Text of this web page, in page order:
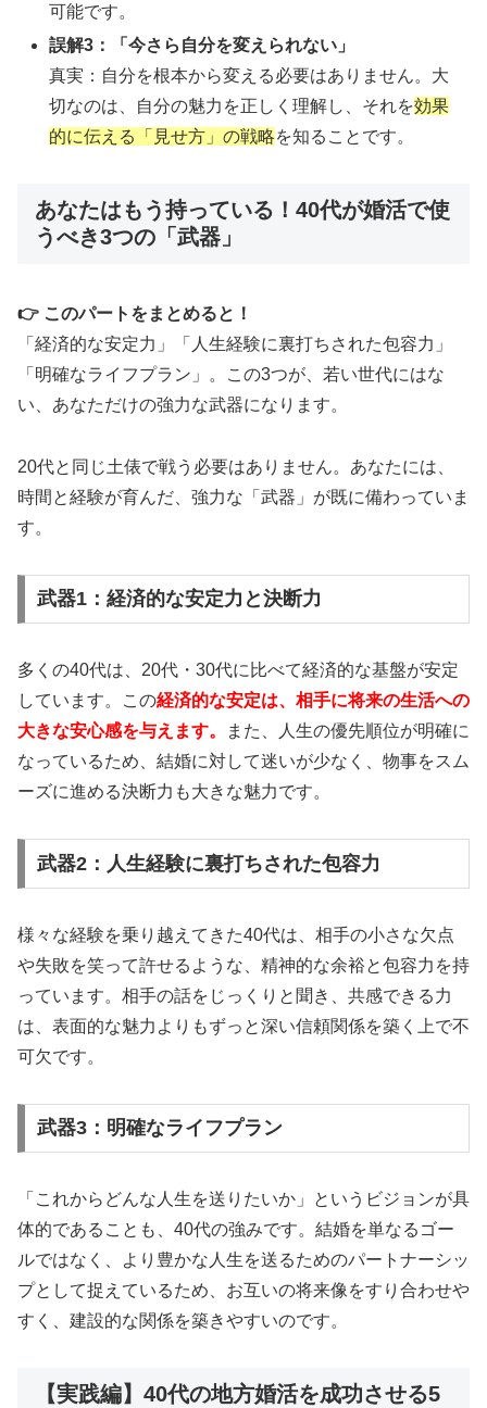
可能です。
誤解3：「今さら自分を変えられない」
真実：自分を根本から変える必要はありません。大
切なのは、自分の魅力を正しく理解し、それを効果
的に伝える「見せ方」の戦略を知ることです。
あなたはもう持っている！40代が婚活で使
うべき3つの「武器」
👉 このパートをまとめると！
「経済的な安定力」「人生経験に裏打ちされた包容力」
「明確なライフプラン」。この3つが、若い世代にはな
い、あなただけの強力な武器になります。
20代と同じ土俵で戦う必要はありません。あなたには、
時間と経験が育んだ、強力な「武器」が既に備わっていま
す。
武器1：経済的な安定力と決断力
多くの40代は、20代・30代に比べて経済的な基盤が安定
しています。この経済的な安定は、相手に将来の生活への
大きな安心感を与えます。
また、人生の優先順位が明確に
なっているため、結婚に対して迷いが少なく、物事をスム
ーズに進める決断力も大きな魅力です。
武器2：人生経験に裏打ちされた包容力
様々な経験を乗り越えてきた40代は、相手の小さな欠点
や失敗を笑って許せるような、精神的な余裕と包容力を持
っています。相手の話をじっくりと聞き、共感できる力
は、表面的な魅力よりもずっと深い信頼関係を築く上で不
可欠です。
武器3：明確なライフプラン
「これからどんな人生を送りたいか」というビジョンが具
体的であることも、40代の強みです。結婚を単なるゴー
ルではなく、より豊かな人生を送るためのパートナーシッ
プとして捉えているため、お互いの将来像をすり合わせや
すく、建設的な関係を築きやすいのです。
【実践編】40代の地方婚活を成功させる5